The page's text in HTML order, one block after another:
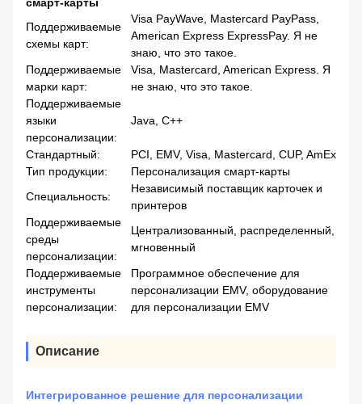
смарт-карты
Поддерживаемые
схемы карт:
Visa PayWave, Mastercard PayPass,
American Express ExpressPay. Я не
знаю, что это такое.
Поддерживаемые
марки карт:
Visa, Mastercard, American Express. Я
не знаю, что это такое.
Поддерживаемые
языки
персонализации:
Java, C++
Стандартный:
PCI, EMV, Visa, Mastercard, CUP, AmEx
Тип продукции:
Персонализация смарт-карты
Специальность:
Независимый поставщик карточек и
принтеров
Поддерживаемые
среды
персонализации:
Централизованный, распределенный,
мгновенный
Поддерживаемые
инструменты
персонализации:
Программное обеспечение для
персонализации EMV, оборудование
для персонализации EMV
Описание
Интегрированное решение для персонализации